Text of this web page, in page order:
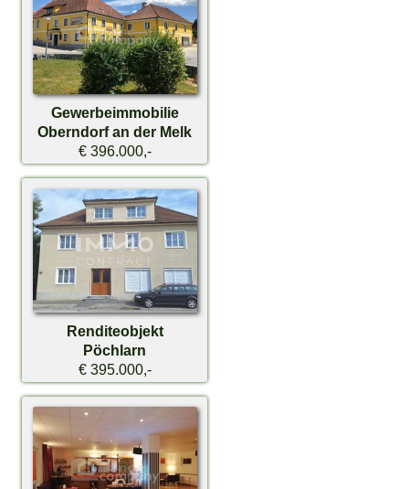
Gewerbeimmobilie
Oberndorf an der Melk
€ 396.000,-
Renditeobjekt
Pöchlarn
€ 395.000,-